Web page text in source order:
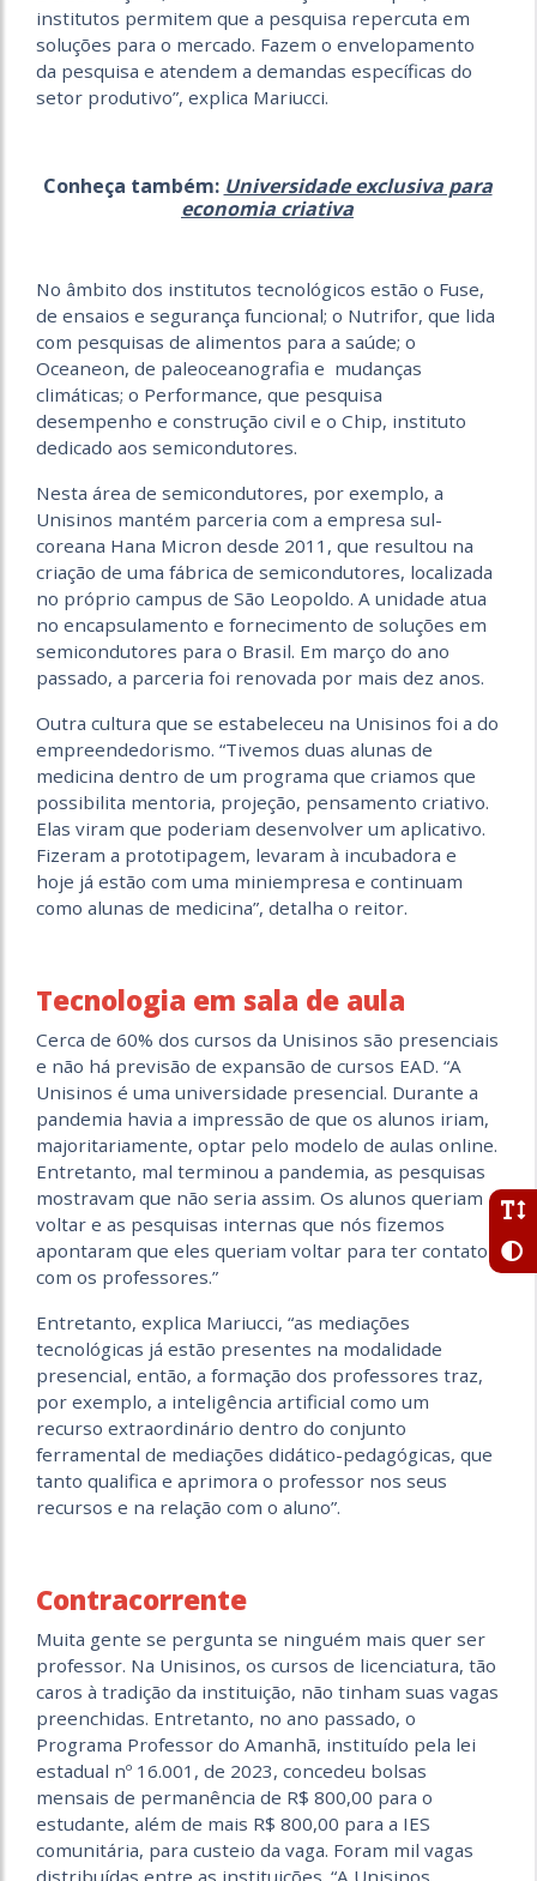
institutos permitem que a pesquisa repercuta em
soluções para o mercado. Fazem o envelopamento
da pesquisa e atendem a demandas específicas do
setor produtivo”, explica Mariucci.
Conheça também: Universidade exclusiva para
economia criativa
No âmbito dos institutos tecnológicos estão o Fuse,
de ensaios e segurança funcional; o Nutrifor, que lida
com pesquisas de alimentos para a saúde; o
Oceaneon, de paleoceanografia e mudanças
climáticas; o Performance, que pesquisa
desempenho e construção civil e o Chip, instituto
dedicado aos semicondutores.
Nesta área de semicondutores, por exemplo, a
Unisinos mantém parceria com a empresa sul-
coreana Hana Micron desde 2011, que resultou na
criação de uma fábrica de semicondutores, localizada
no próprio campus de São Leopoldo. A unidade atua
no encapsulamento e fornecimento de soluções em
semicondutores para o Brasil. Em março do ano
passado, a parceria foi renovada por mais dez anos.
Outra cultura que se estabeleceu na Unisinos foi a do
empreendedorismo. “Tivemos duas alunas de
medicina dentro de um programa que criamos que
possibilita mentoria, projeção, pensamento criativo.
Elas viram que poderiam desenvolver um aplicativo.
Fizeram a prototipagem, levaram à incubadora e
hoje já estão com uma miniempresa e continuam
como alunas de medicina”, detalha o reitor.
Tecnologia em sala de aula
Cerca de 60% dos cursos da Unisinos são presenciais
e não há previsão de expansão de cursos EAD. “A
Unisinos é uma universidade presencial. Durante a
pandemia havia a impressão de que os alunos iriam,
majoritariamente, optar pelo modelo de aulas online.
Entretanto, mal terminou a pandemia, as pesquisas
mostravam que não seria assim. Os alunos queriam
voltar e as pesquisas internas que nós fizemos
apontaram que eles queriam voltar para ter contato
com os professores.”
Entretanto, explica Mariucci, “as mediações
tecnológicas já estão presentes na modalidade
presencial, então, a formação dos professores traz,
por exemplo, a inteligência artificial como um
recurso extraordinário dentro do conjunto
ferramental de mediações didático-pedagógicas, que
tanto qualifica e aprimora o professor nos seus
recursos e na relação com o aluno”.
Contracorrente
Muita gente se pergunta se ninguém mais quer ser
professor. Na Unisinos, os cursos de licenciatura, tão
caros à tradição da instituição, não tinham suas vagas
preenchidas. Entretanto, no ano passado, o
Programa Professor do Amanhã, instituído pela lei
estadual nº 16.001, de 2023, concedeu bolsas
mensais de permanência de R$ 800,00 para o
estudante, além de mais R$ 800,00 para a IES
comunitária, para custeio da vaga. Foram mil vagas
distribuídas entre as instituições. “A Unisinos